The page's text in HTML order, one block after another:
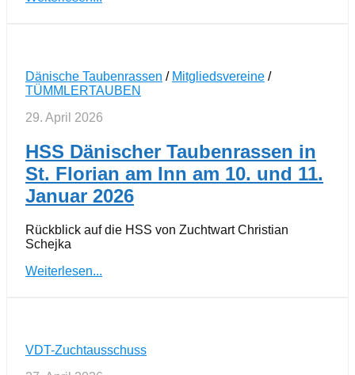
Dänische Taubenrassen / Mitgliedsvereine /
TÜMMLERTAUBEN
29. April 2026
HSS Dänischer Taubenrassen in
St. Florian am Inn am 10. und 11.
Januar 2026
Rückblick auf die HSS von Zuchtwart Christian
Schejka
Weiterlesen...
VDT-Zuchtausschuss